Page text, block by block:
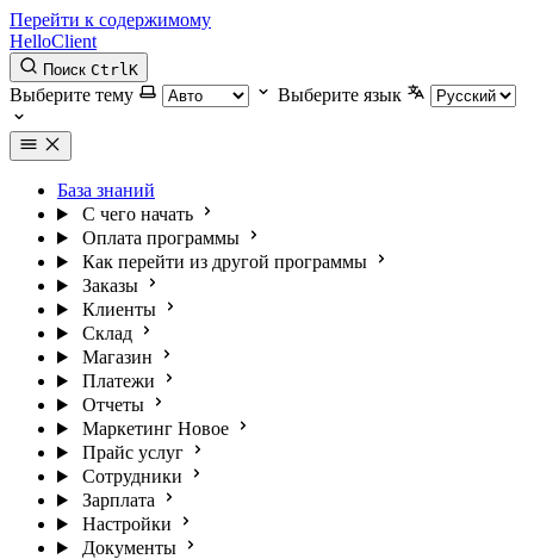
Перейти к содержимому
HelloClient
Поиск CtrlK
Выберите тему Выберите язык
База знаний
С чего начать
Оплата программы
Как перейти из другой программы
Заказы
Клиенты
Склад
Магазин
Платежи
Отчеты
Маркетинг Новое
Прайс услуг
Сотрудники
Зарплата
Настройки
Документы